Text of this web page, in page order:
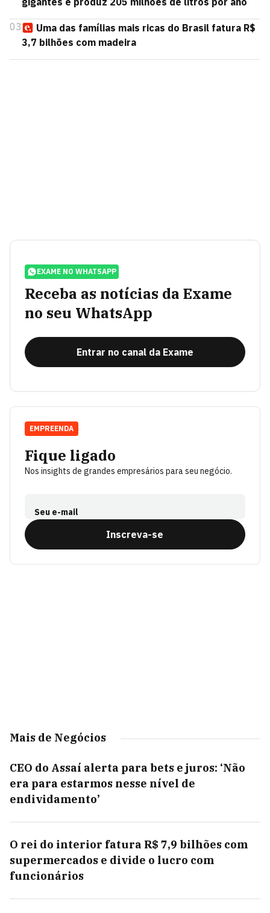
03
Uma das famílias mais ricas do Brasil fatura R$
3,7 bilhões com madeira
EXAME NO WHATSAPP
Receba as notícias da Exame
no seu WhatsApp
Entrar no canal da Exame
Fique ligado
Nos insights de grandes empresários para seu negócio.
Seu e-mail
Inscreva-se
EMPREENDA
Mais de Negócios
CEO do Assaí alerta para bets e juros: ‘Não
era para estarmos nesse nível de
endividamento’
O rei do interior fatura R$ 7,9 bilhões com
supermercados e divide o lucro com
funcionários